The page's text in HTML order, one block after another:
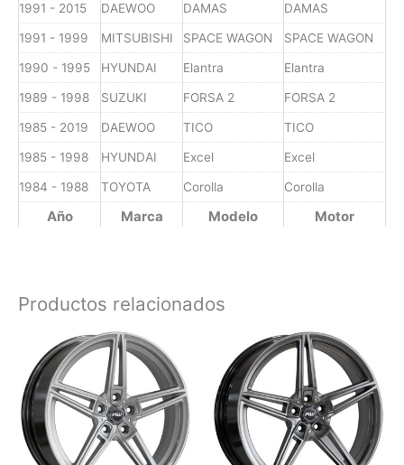
Año Marca Modelo Motor
1991 - 2015 DAEWOO DAMAS DAMAS
1991 - 1999 MITSUBISHI SPACE WAGON SPACE WAGON
1990 - 1995 HYUNDAI Elantra Elantra
1989 - 1998 SUZUKI FORSA 2 FORSA 2
1985 - 2019 DAEWOO TICO TICO
1985 - 1998 HYUNDAI Excel Excel
1984 - 1988 TOYOTA Corolla Corolla
Productos relacionados